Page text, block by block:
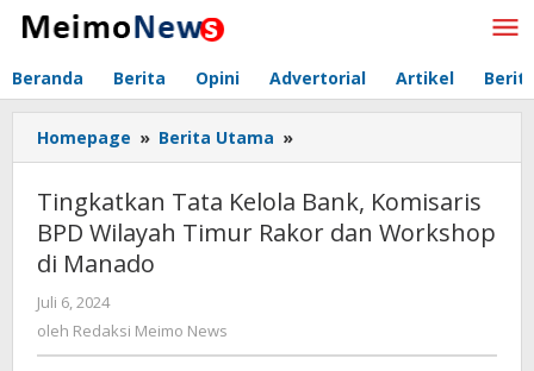
Lewati
Beranda Berita Opini Advertorial Artikel
Homepage » Berita Utama »
Tata
Kelola
Bank,
Komisaris
dan
Tingkatkan Tata Kelola Bank, Komisaris
BPD Wilayah Timur Rakor dan Workshop
di Manado
Juli 6, 2024
Redaksi
oleh Redaksi Meimo News